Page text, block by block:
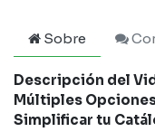
Sobre
Descripción del
Múltiples
Simplificar tu